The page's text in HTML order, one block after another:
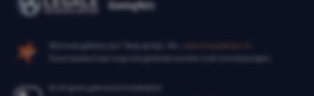
Wat kost gokken jou? Stop op tijd. 18+,
openovergokken.nl.
Deze boodschap mag niet gedeeld worden met minderjarigen.
Ik wil geen gokreclame bekijken